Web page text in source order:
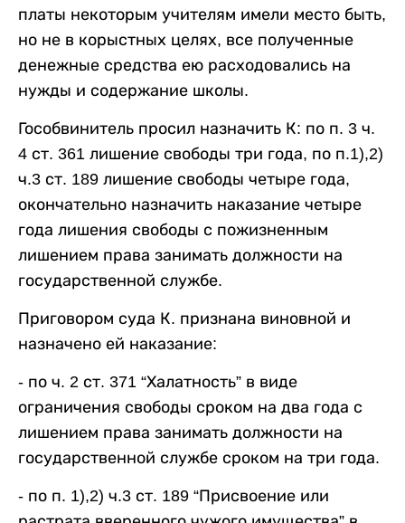
платы некоторым учителям имели место быть,
но не в корыстных целях, все полученные
денежные средства ею расходовались на
нужды и содержание школы.
Гособвинитель просил назначить К: по п. 3 ч.
4 ст. 361 лишение свободы три года, по п.1),2)
ч.3 ст. 189 лишение свободы четыре года,
окончательно назначить наказание четыре
года лишения свободы с пожизненным
лишением права занимать должности на
государственной службе.
Приговором суда К. признана виновной и
назначено ей наказание:
- по ч. 2 ст. 371 “Халатность” в виде
ограничения свободы сроком на два года с
лишением права занимать должности на
государственной службе сроком на три года.
- по п. 1),2) ч.3 ст. 189 “Присвоение или